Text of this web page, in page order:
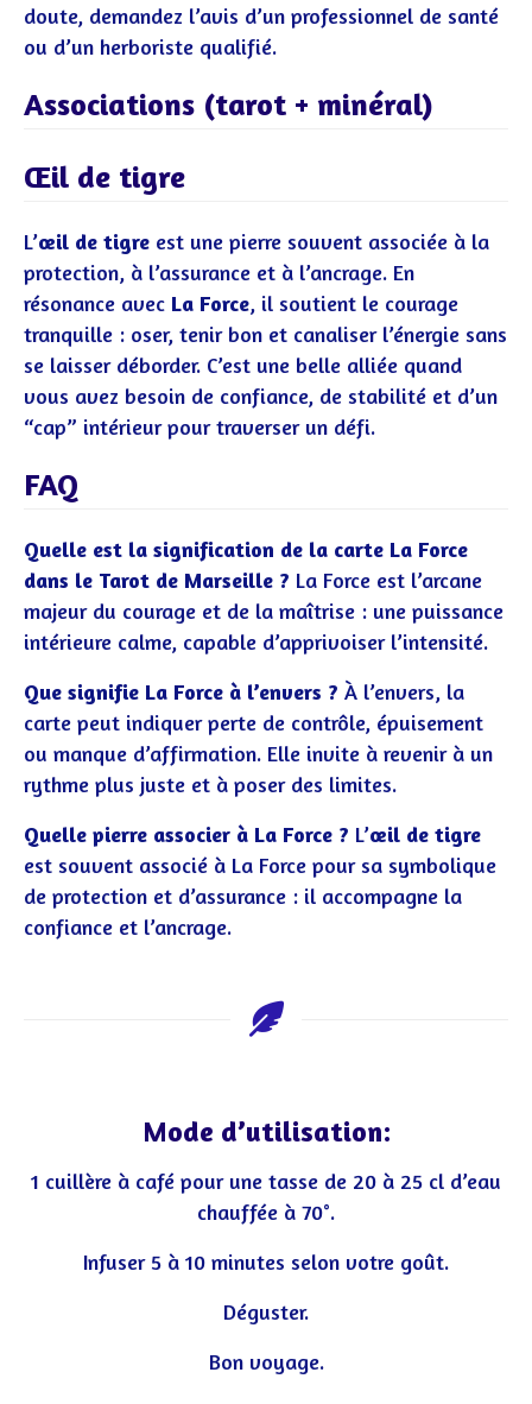
doute, demandez l’avis d’un professionnel de santé
ou d’un herboriste qualifié.
Associations (tarot + minéral)
Œil de tigre
L’œil de tigre est une pierre souvent associée à la
protection, à l’assurance et à l’ancrage. En
résonance avec La Force, il soutient le courage
tranquille : oser, tenir bon et canaliser l’énergie sans
se laisser déborder. C’est une belle alliée quand
vous avez besoin de confiance, de stabilité et d’un
“cap” intérieur pour traverser un défi.
FAQ
Quelle est la signification de la carte La Force
dans le Tarot de Marseille ? La Force est l’arcane
majeur du courage et de la maîtrise : une puissance
intérieure calme, capable d’apprivoiser l’intensité.
Que signifie La Force à l’envers ? À l’envers, la
carte peut indiquer perte de contrôle, épuisement
ou manque d’affirmation. Elle invite à revenir à un
rythme plus juste et à poser des limites.
Quelle pierre associer à La Force ? L’œil de tigre
est souvent associé à La Force pour sa symbolique
de protection et d’assurance : il accompagne la
confiance et l’ancrage.
Mode d’utilisation:
1 cuillère à café pour une tasse de 20 à 25 cl d’eau
chauffée à 70°.
Infuser 5 à 10 minutes selon votre goût.
Déguster.
Bon voyage.